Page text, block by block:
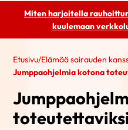
Miten harjoitella
kuulemaan
Etusivu/Elämää sairauden
Jumppaohjelmia kotona